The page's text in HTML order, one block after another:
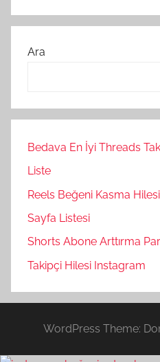
Ara
Bedava En İyi Threads
Liste
Reels Beğeni Kasma
Sayfa Listesi
Shorts Abone Arttırma
Takipçi Hilesi Instagram
WordPress Theme: